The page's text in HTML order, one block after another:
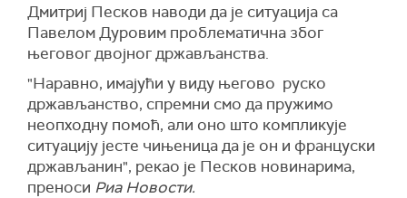
Дмитриј Песков наводи да је ситуација са
Павелом Дуровим проблематична због
његовог двојног држављанства.
"Наравно, имајући у виду његово руско
држављанство, спремни смо да пружимо
неопходну помоћ, али оно што компликује
ситуацију јесте чињеница да је он и француски
држављанин", рекао је Песков новинарима,
преноси Риа Новости.